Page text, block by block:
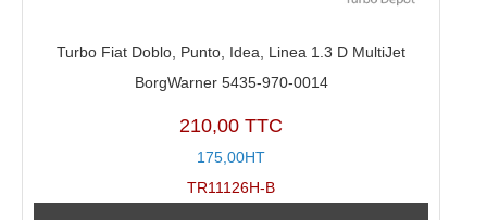
Turbo Fiat Doblo, Punto, Idea, Linea 1.3 D MultiJet
BorgWarner 5435-970-0014
210,00 TTC
175,00HT
TR11126H-B